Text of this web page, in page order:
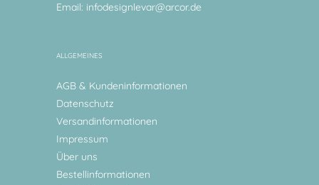
Email: infodesignlevar@arcor.de
ALLGEMEINES
AGB & Kundeninformationen
Datenschutz
Versandinformationen
Impressum
Über uns
Bestellinformationen